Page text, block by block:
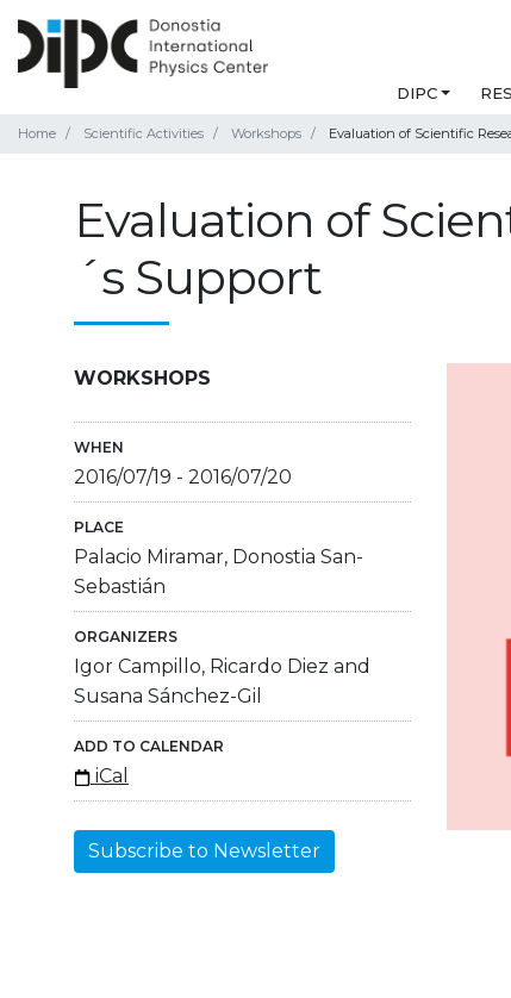
DIPC
Home Scientific Activities Workshops Evaluation of Scientific
Evaluation of
´s Support
WORKSHOPS
WHEN
2016/07/19 - 2016/07/20
PLACE
Palacio Miramar, Donostia San-
Sebastián
ORGANIZERS
Igor Campillo, Ricardo Diez and
Susana Sánchez-Gil
ADD TO CALENDAR
iCal
Subscribe to Newsletter